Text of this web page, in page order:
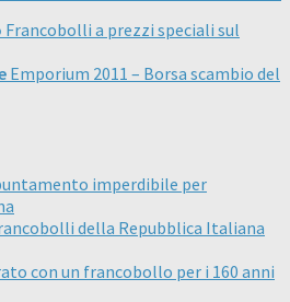
Francobolli a prezzi speciali sul
Emporium 2011 – Borsa scambio del
imperdibile per
della Repubblica Italiana
con un francobollo per i 160 anni